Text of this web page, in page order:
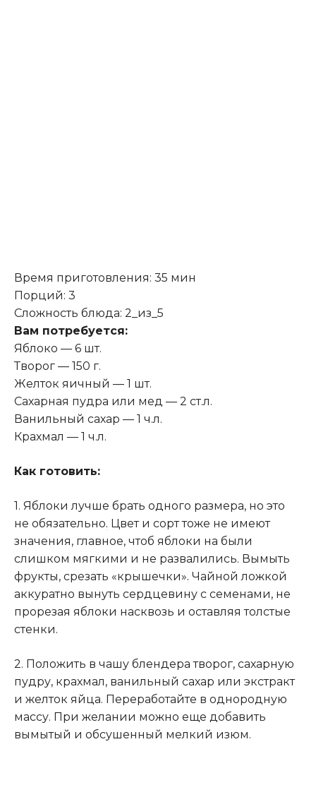
Время приготовления: 35 мин
Порций: 3
Сложность блюда: 2_из_5
Вам потребуется:
Яблоко — 6 шт.
Творог — 150 г.
Желток яичный — 1 шт.
Сахарная пудра или мед — 2 ст.л.
Ванильный сахар — 1 ч.л.
Крахмал — 1 ч.л.
Как готовить:
1. Яблоки лучше брать одного размера, но это
не обязательно. Цвет и сорт тоже не имеют
значения, главное, чтоб яблоки на были
слишком мягкими и не развалились. Вымыть
фрукты, срезать «крышечки». Чайной ложкой
аккуратно вынуть сердцевину с семенами, не
прорезая яблоки насквозь и оставляя толстые
стенки.
2. Положить в чашу блендера творог, сахарную
пудру, крахмал, ванильный сахар или экстракт
и желток яйца. Переработайте в однородную
массу. При желании можно еще добавить
вымытый и обсушенный мелкий изюм.